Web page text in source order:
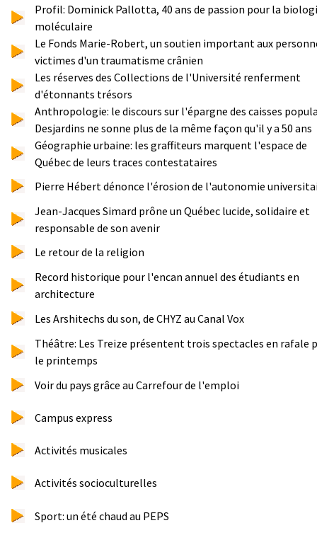
Profil: Dominick Pallotta, 40 ans de passion pour la
moléculaire
Le Fonds Marie-Robert, un soutien important aux
victimes d'un traumatisme crânien
Les réserves des Collections de l'Université renferment
d'étonnants trésors
Anthropologie: le discours sur l'épargne des caisses
Desjardins ne sonne plus de la même façon qu'il y a 50 ans
Géographie urbaine: les graffiteurs marquent l'espace de
Québec de leurs traces contestataires
Pierre Hébert dénonce l'érosion de l'autonomie
Jean-Jacques Simard prône un Québec lucide, solidaire et
responsable de son avenir
Le retour de la religion
Record historique pour l'encan annuel des étudiants en
architecture
Les Arshitechs du son, de CHYZ au Canal Vox
Théâtre: Les Treize présentent trois spectacles en rafale
le printemps
Voir du pays grâce au Carrefour de l'emploi
Campus express
Activités musicales
Activités socioculturelles
Sport: un été chaud au PEPS